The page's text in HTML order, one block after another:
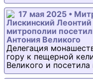
17 мая 2025 •
Лискинский
митрополии
Антония Великого
Делегация
гору к пещерной
Великого и